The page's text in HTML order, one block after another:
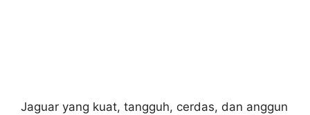
Jaguar yang kuat, tangguh, cerdas, dan anggun